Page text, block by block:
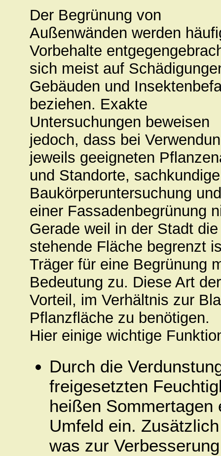
Der Begrünung von
Außenwänden werden
Vorbehalte
sich meist auf
Gebäuden und
beziehen. Exakte
Untersuchungen beweisen
jedoch, dass bei
jeweils geeigneten
und Standorte,
Baukörperuntersuchung
einer Fassadenbegrünung
Gerade weil in der Stadt
stehende Fläche begrenzt
Träger für eine Begrünung
Bedeutung zu. Diese Art
Vorteil, im Verhältnis zur
Pflanzfläche zu benötigen.
Hier einige wichtige
Durch die
freigesetzten
heißen
Umfeld ein.
was zur